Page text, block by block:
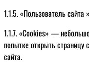
1.1.5. «Пользователь
1.1.7. «Cookies» —
попытке открыть страницу
сайта.